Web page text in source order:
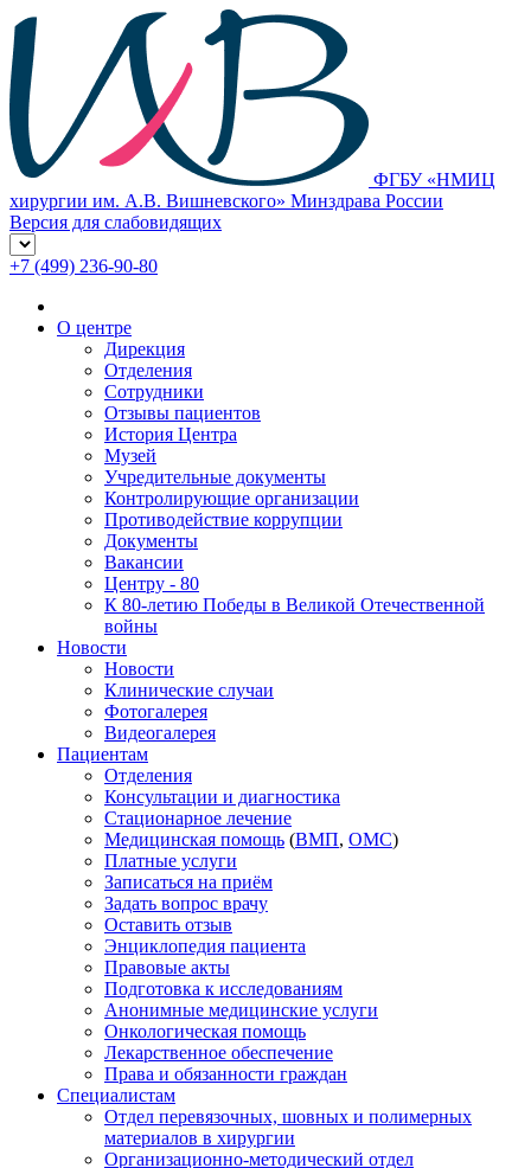
ФГБУ «НМИЦ
хирургии им. А.В. Вишневского» Минздрава России
Версия для слабовидящих
+7 (499) 236-90-80
О центре
Дирекция
Отделения
Сотрудники
Отзывы пациентов
История Центра
Музей
Учредительные документы
Контролирующие организации
Противодействие коррупции
Документы
Вакансии
Центру - 80
К 80-летию Победы в Великой Отечественной
войны
Новости
Новости
Клинические случаи
Фотогалерея
Видеогалерея
Пациентам
Отделения
Консультации и диагностика
Стационарное лечение
Медицинская помощь (ВМП, ОМС)
Платные услуги
Записаться на приём
Задать вопрос врачу
Оставить отзыв
Энциклопедия пациента
Правовые акты
Подготовка к исследованиям
Анонимные медицинские услуги
Онкологическая помощь
Лекарственное обеспечение
Права и обязанности граждан
Специалистам
Отдел перевязочных, шовных и полимерных
материалов в хирургии
Организационно-методический отдел